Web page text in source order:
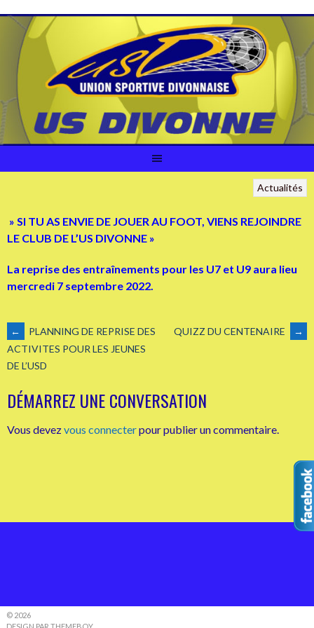
contenu
Actualités
» SI TU AS ENVIE DE JOUER AU FOOT, VIENS REJOINDRE
LE CLUB DE L’US DIVONNE »
La reprise des entraînements pour les U7 et U9 aura lieu
mercredi 7 septembre 2022.
NAVIGATION
DES
ARTICLES
←
PLANNING DE REPRISE DES
ACTIVITES POUR LES JEUNES
DE L’USD
QUIZZ DU CENTENAIRE →
DÉMARREZ UNE CONVERSATION
Vous devezvous connecterpour publier un commentaire.
© 2026
DESIGN PAR THEMEBOY